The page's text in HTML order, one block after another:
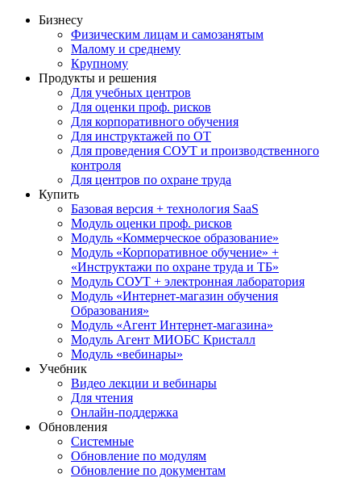
Бизнесу
Физическим лицам и самозанятым
Малому и среднему
Крупному
Продукты и решения
Для учебных центров
Для оценки проф. рисков
Для корпоративного обучения
Для инструктажей по ОТ
Для проведения СОУТ и производственного
контроля
Для центров по охране труда
Купить
Базовая версия + технология SaaS
Модуль оценки проф. рисков
Модуль «Коммерческое образование»
Модуль «Корпоративное обучение» +
«Инструктажи по охране труда и ТБ»
Модуль СОУТ + электронная лаборатория
Модуль «Интернет-магазин обучения
Образования»
Модуль «Агент Интернет-магазина»
Модуль Агент МИОБС Кристалл
Модуль «вебинары»
Учебник
Видео лекции и вебинары
Для чтения
Онлайн-поддержка
Обновления
Системные
Обновление по модулям
Обновление по документам